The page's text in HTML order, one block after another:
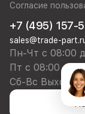
Согласие
+7 (495) 157-
sales@trade-
Пн-Чт с 08:00
Пт с 08:00 до
Сб-Вс